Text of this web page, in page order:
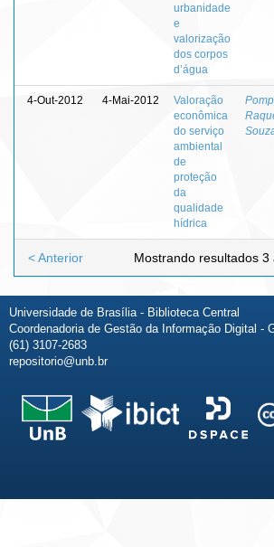
urbanidade
e
valorização
dos corpos
d’água
4-Out-2012 4-Mai-2012
Valoração
econômica
do serviço
ambiental
de
proteção
da
qualidade
hídrica
Mostrando resultados 3
< Anterior
Universidade de Brasília - Biblioteca Central
Coordenadoria de Gestão da Informação Digital -
(61) 3107-2683
repositorio@unb.br